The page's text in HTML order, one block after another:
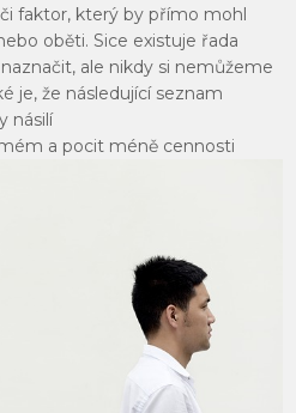
faktor, který by přímo mohl
oběti. Sice existuje řada
ale nikdy si nemůžeme
je, že následující seznam
násilí
a pocit méně cennosti